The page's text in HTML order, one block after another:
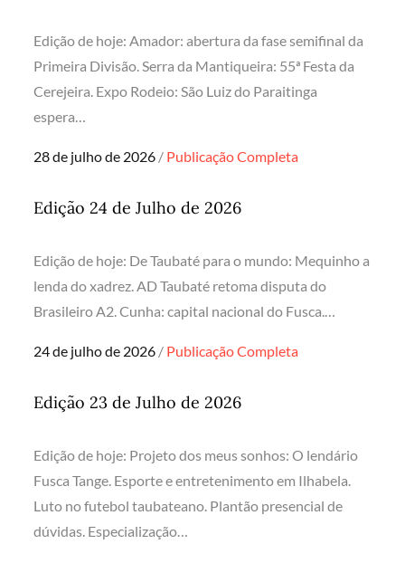
Edição de hoje: Amador: abertura da fase semifinal da
Primeira Divisão. Serra da Mantiqueira: 55ª Festa da
Cerejeira. Expo Rodeio: São Luiz do Paraitinga
espera…
Posted
28 de julho de 2026 Publicação Completa
Edição 24 de Julho de 2026
Edição de hoje: De Taubaté para o mundo: Mequinho a
lenda do xadrez. AD Taubaté retoma disputa do
Brasileiro A2. Cunha: capital nacional do Fusca.…
Posted
24 de julho de 2026 Publicação Completa
Edição 23 de Julho de 2026
Edição de hoje: Projeto dos meus sonhos: O lendário
Fusca Tange. Esporte e entretenimento em Ilhabela.
Luto no futebol taubateano. Plantão presencial de
dúvidas. Especialização…